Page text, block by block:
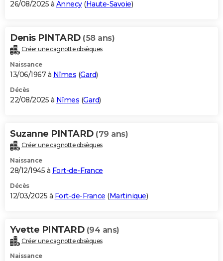
S'inscrire
Se connecter
Lycées
Collèges
Primaires
Universités
Entreprises
Service militaire
Avis de recherche
AVIS DE DÉCÈS
Bricolage
Lifestyle
Culture
Sport
Auto
Television
Voyage
Cinema
26/08/2025 à Annecy(Haute-Savoie)
Denis PINTARD (58 ans)
Créer une cagnotte obsèques
Naissance
13/06/1967 à Nîmes (Gard)
Décès
22/08/2025 à Nîmes (Gard)
Suzanne PINTARD (79 ans)
Créer une cagnotte obsèques
Naissance
28/12/1945 à Fort-de-France
Décès
12/03/2025 à Fort-de-France (Martinique)
Yvette PINTARD (94 ans)
Créer une cagnotte obsèques
Naissance